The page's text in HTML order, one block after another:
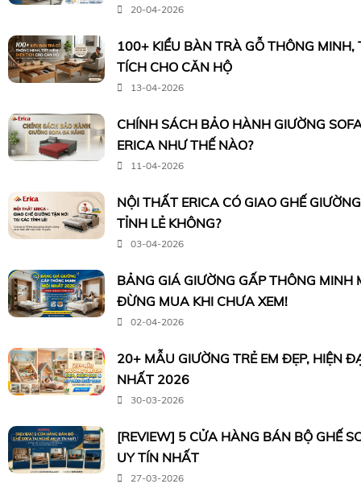
20-04-2026
100+ KIỂU BÀN TRÀ GỖ THÔNG MINH,
TÍCH CHO CĂN HỘ
13-04-2026
CHÍNH SÁCH BẢO HÀNH GIƯỜNG
ERICA NHƯ THẾ NÀO?
11-04-2026
NỘI THẤT ERICA CÓ GIAO GHẾ
TỈNH LẺ KHÔNG?
03-04-2026
BẢNG GIÁ GIƯỜNG GẤP THÔNG
ĐỪNG MUA KHI CHƯA XEM!
02-04-2026
20+ MẪU GIƯỜNG TRẺ EM ĐẸP, HIỆN
NHẤT 2026
30-03-2026
[REVIEW] 5 CỬA HÀNG BÁN BỘ GHẾ
UY TÍN NHẤT
27-03-2026